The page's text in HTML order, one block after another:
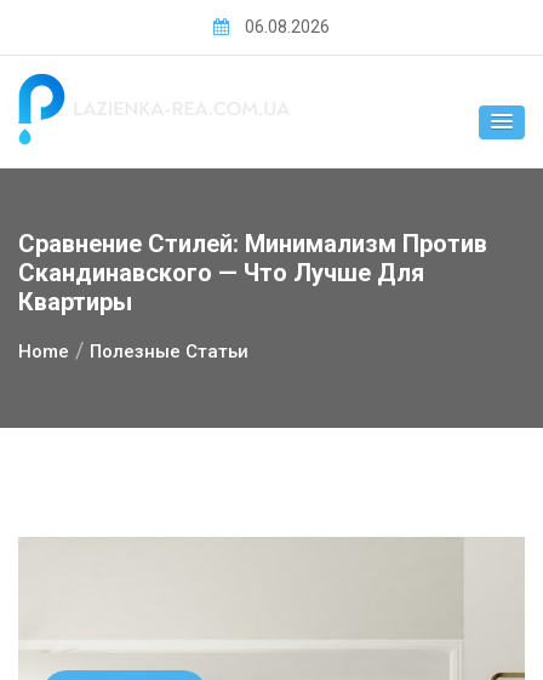
content
06.08.2026
Сравнение Стилей: Минимализм Против
Скандинавского — Что Лучше Для
Квартиры
Home Полезные Статьи